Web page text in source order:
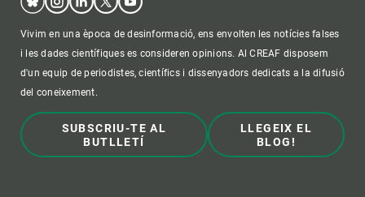
Vivim en una època de desinformació, ens envolten les notícies falses
i les dades científiques es consideren opinions. Al CREAF disposem
d'un equip de periodistes, científics i dissenyadors dedicats a la difusió
del coneixement.
SUBSCRIU-TE AL
BUTLLETÍ
LLEGEIX EL
BLOG!